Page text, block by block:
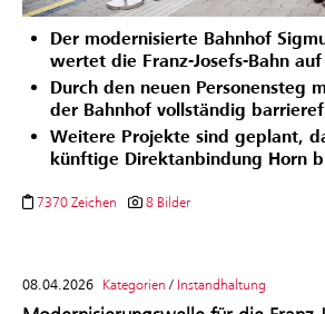
Der modernisierte Bahnhof
wertet die Franz-Josefs-Bahn auf
Durch den neuen Personensteg
der Bahnhof vollständig
Weitere Projekte sind geplant,
künftige Direktanbindung Horn
7370 Zeichen 8 Bilder
08.04.2026 Kategorien / Instandhaltung